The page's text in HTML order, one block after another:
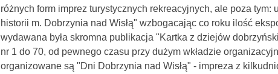
różnych form imprez turystycznych rekreacyjnych, ale poza tym:
historii m. Dobrzynia nad Wisłą" wzbogacając co roku ilość
wydawana była skromna publikacja "Kartka z dziejów
nr 1 do 70, od pewnego czasu przy dużym wkładzie
organizowane są "Dni Dobrzynia nad Wisłą" - impreza z